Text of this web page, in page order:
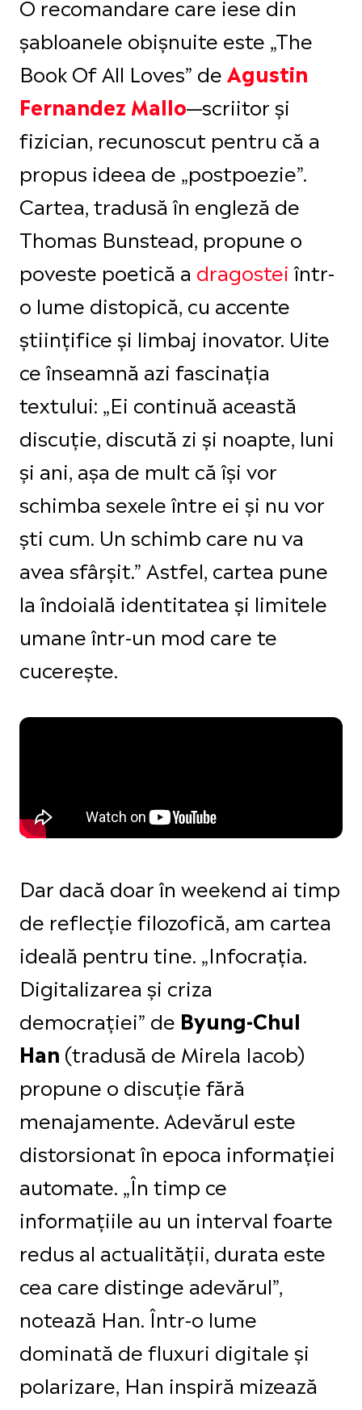
șabloanele obișnuite este „The
Book Of All Loves” de Agustin
Fernandez Mallo—scriitor și
fizician, recunoscut pentru că a
propus ideea de „postpoezie”.
Cartea, tradusă în engleză de
Thomas Bunstead, propune o
poveste poetică a dragosteiîntr-
o lume distopică, cu accente
științifice și limbaj inovator. Uite
ce înseamnă azi fascinația
textului: „Ei continuă această
discuție, discută zi și noapte, luni
și ani, așa de mult că își vor
schimba sexele între ei și nu vor
ști cum. Un schimb care nu va
avea sfârșit.” Astfel, cartea pune
la îndoială identitatea și limitele
umane într-un mod care te
cucerește.
Dar dacă doar în weekend ai timp
de reflecție filozofică, am cartea
ideală pentru tine. „Infocrația.
Digitalizarea și criza
democrației” de Byung-Chul
Han (tradusă de Mirela Iacob)
propune o discuție fără
menajamente. Adevărul este
distorsionat în epoca informației
automate. „În timp ce
informațiile au un interval foarte
redus al actualității, durata este
cea care distinge adevărul”,
notează Han. Într-o lume
dominată de fluxuri digitale și
polarizare, Han inspiră mizează